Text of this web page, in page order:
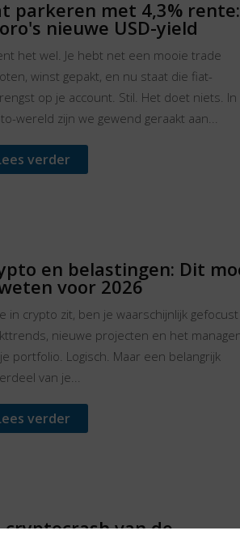
parkeren met 4,3% rente:
nieuwe USD-yield
het wel. Je hebt net een mooie trade
winst gepakt, en nu staat die fiat-
op je account. Stil. Het doet niets. In
wereld zijn we gewend geraakt aan...
verder
en belastingen: Dit
voor 2026
in crypto zit, ben je waarschijnlijk
nieuwe projecten en het
portfolio. Logisch. Maar een belangrijk
van je...
verder
cryptocrash van de